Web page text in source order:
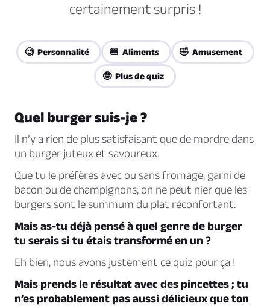
certainement surpris !
🧐 Personnalité 🍔 Aliments 🤣 Amusement
🤓 Plus de quiz
Quel burger suis-je ?
Il n’y a rien de plus satisfaisant que de mordre dans
un burger juteux et savoureux.
Que tu le préfères avec ou sans fromage, garni de
bacon ou de champignons, on ne peut nier que les
burgers sont le summum du plat réconfortant.
Mais as-tu déjà pensé à quel genre de burger
tu serais si tu étais transformé en un ?
Eh bien, nous avons justement ce quiz pour ça !
Mais prends le résultat avec des pincettes ; tu
n’es probablement pas aussi délicieux que ton